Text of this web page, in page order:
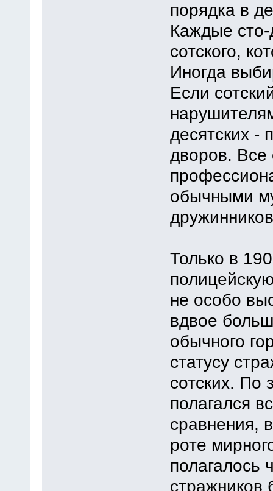
порядка в
Каждые
сотского,
Иногда
Если
десятских -
дворов.
обычными
Только в
не особо
вдвое
обычного
статусу
сотских. По
полагался
сравнения,
роте
полагалось
стражников